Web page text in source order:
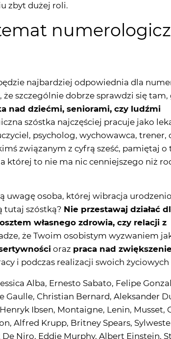
zbyt dużej roli.
najbardziej odpowiednia dla
szczególnie dobrze sprawdzi się tam,
nad dziećmi, seniorami, czy ludźmi
szóstka najczęściej pracuje jako
psycholog, wychowawca, trener,
związanym z cyfrą sześć, pamiętaj o
której to nie ma nic cenniejszego niż
uwagę osoba, której wibracja
tutaj szóstką? Nie przestawaj działać
własnego zdrowia, czy relacji z
że Twoim osobistym wyzwaniem
oraz praca nad
i podczas realizacji swoich
Alba, Ernesto Sabato, Felipe
Gaulle, Christian Bernard, Aleksander
Ibsen, Montaigne, Lenin, Musset,
Alfred Krupp, Britney Spears,
Niro, Eddie Murphy, Albert Einstein,